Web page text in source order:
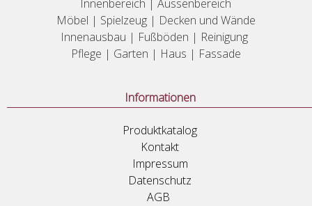
Innenbereich | Aussenbereich
Möbel | Spielzeug | Decken und Wände
Innenausbau | Fußböden | Reinigung
Pflege | Garten | Haus | Fassade
Informationen
Produktkatalog
Kontakt
Impressum
Datenschutz
AGB